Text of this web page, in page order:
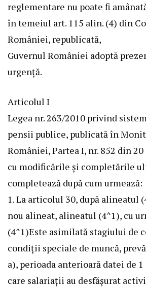
reglementare nu poate fi
în temeiul art. 115 alin. (4) din
României, republicată,
Guvernul României adoptă
urgenţă.
Articolul I
Legea nr. 263/2010 privind
pensii publice, publicată în
României, Partea I, nr. 852 din
cu modificările şi completările
completează după cum urmează:
1. La articolul 30, după alineatul
nou alineat, alineatul (4^1), cu
(4^1)Este asimilată stagiului de
condiţii speciale de muncă,
a), perioada anterioară datei de
care salariaţii au desfăşurat